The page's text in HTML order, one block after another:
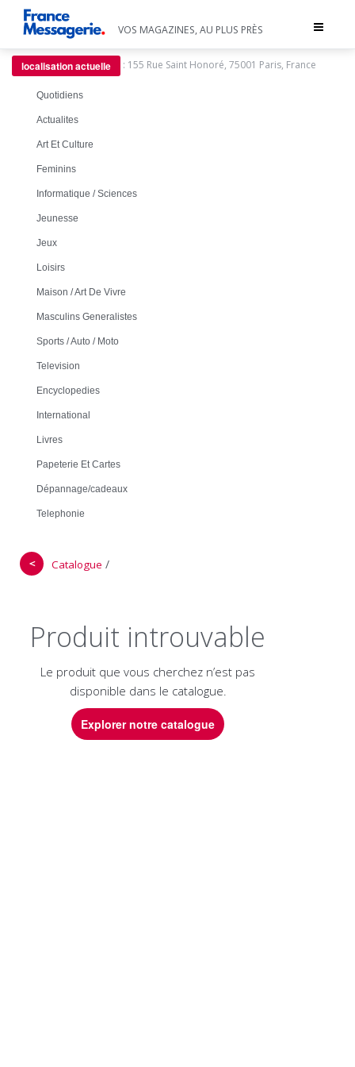
Toggle
VOS MAGAZINES, AU PLUS PRÈS
localisation actuelle : 155 Rue Saint Honoré, 75001 Paris, France
Quotidiens
Actualites
Art Et Culture
Feminins
Informatique / Sciences
Jeunesse
Jeux
Loisirs
Maison / Art De Vivre
Masculins Generalistes
Sports / Auto / Moto
Television
Encyclopedies
International
Livres
Papeterie Et Cartes
Dépannage/cadeaux
Telephonie
＜ Catalogue /
Produit introuvable
Le produit que vous cherchez n’est pas
disponible dans le catalogue.
Explorer notre catalogue